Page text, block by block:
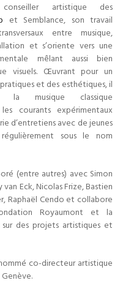
artistique des
et Semblance, son travail
entre musique,
et s’oriente vers une
mêlant aussi bien
visuels. Œuvrant pour un
et des esthétiques, il
la musique classique
courants expérimentaux
d’entretiens avec de jeunes
sous le nom
(entre autres) avec Simon
Eck, Nicolas Frize, Bastien
Raphaël Cendo et collabore
Royaumont et la
sur des projets artistiques et
co-directeur artistique
Genève.